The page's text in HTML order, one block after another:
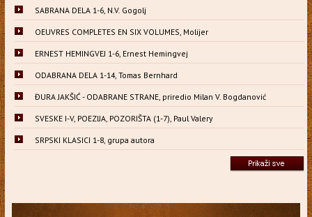
SABRANA DELA 1-6, N.V. Gogolj
OEUVRES COMPLETES EN SIX VOLUMES, Molijer
ERNEST HEMINGVEJ 1-6, Ernest Hemingvej
ODABRANA DELA 1-14, Tomas Bernhard
ĐURA JAKŠIĆ - ODABRANE STRANE, priredio Milan V. Bogdanović
SVESKE I-V, POEZIJA, POZORIŠTA (1-7), Paul Valery
SRPSKI KLASICI 1-8, grupa autora